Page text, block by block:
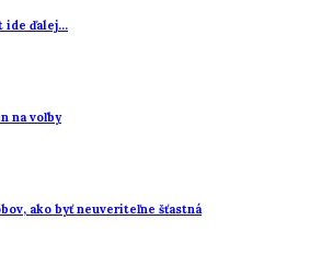
ide ďalej…
na voľby
ako byť neuveriteľne šťastná